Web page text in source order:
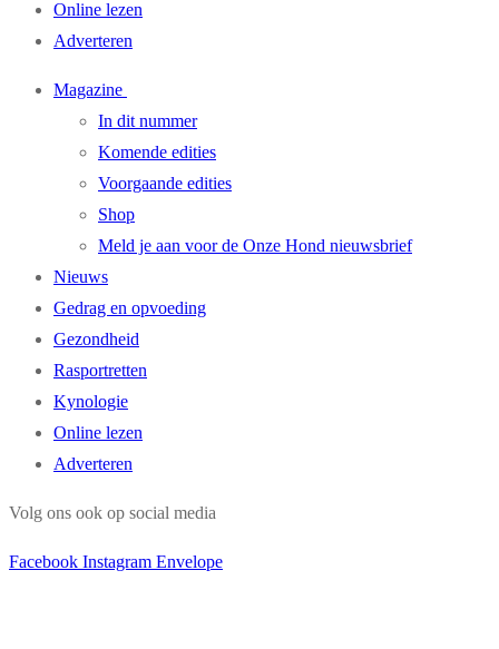
Online lezen
Adverteren
Magazine
In dit nummer
Komende edities
Voorgaande edities
Shop
Meld je aan voor de Onze Hond nieuwsbrief
Nieuws
Gedrag en opvoeding
Gezondheid
Rasportretten
Kynologie
Online lezen
Adverteren
Volg ons ook op social media
Facebook Instagram Envelope